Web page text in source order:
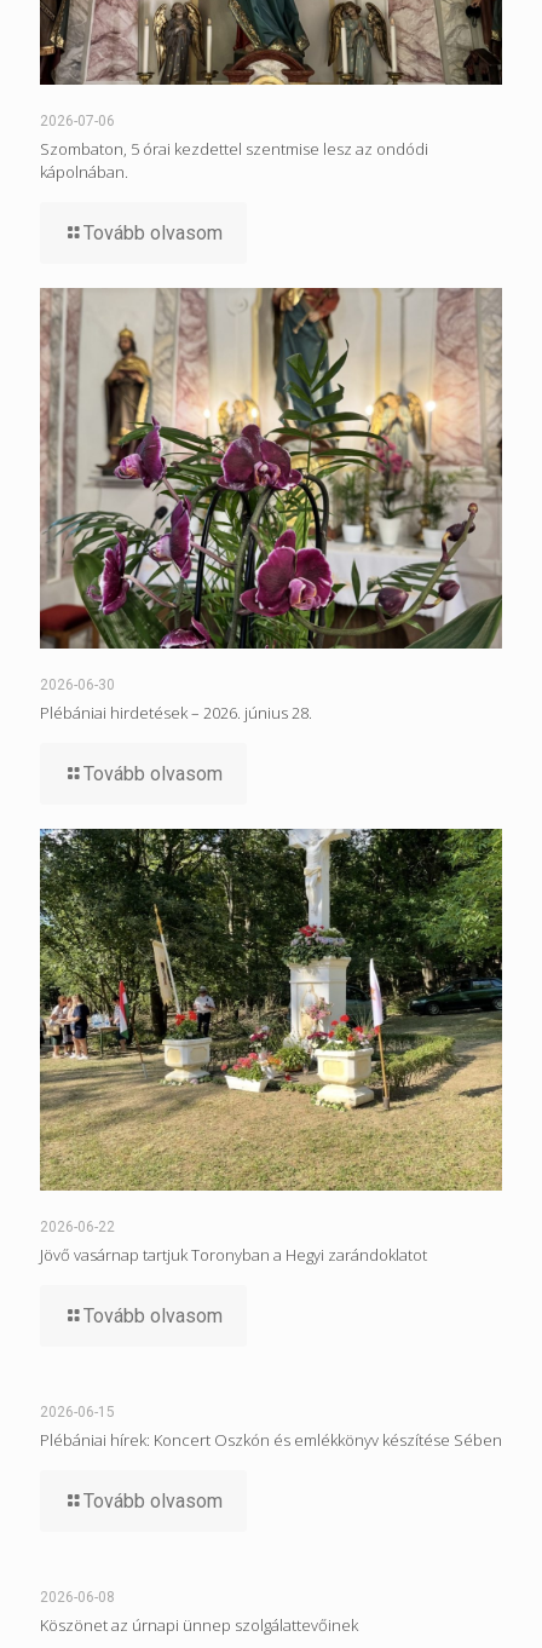
2026-07-06
Szombaton, 5 órai kezdettel szentmise lesz az ondódi
kápolnában.
Tovább olvasom
2026-06-30
Plébániai hirdetések – 2026. június 28.
Tovább olvasom
2026-06-22
Jövő vasárnap tartjuk Toronyban a Hegyi zarándoklatot
Tovább olvasom
2026-06-15
Plébániai hírek: Koncert Oszkón és emlékkönyv készítése Sében
Tovább olvasom
2026-06-08
Köszönet az úrnapi ünnep szolgálattevőinek